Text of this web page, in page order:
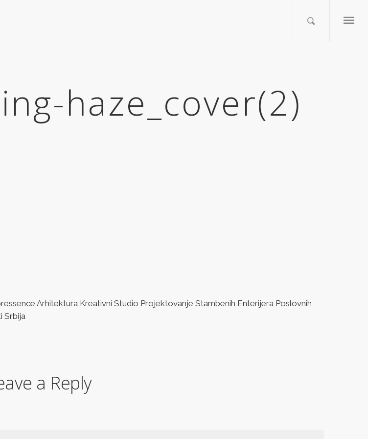
haze_cover(2)
Arhitektura Kreativni Studio Projektovanje Stambenih Enterijera Poslovnih
Srbija
a Reply